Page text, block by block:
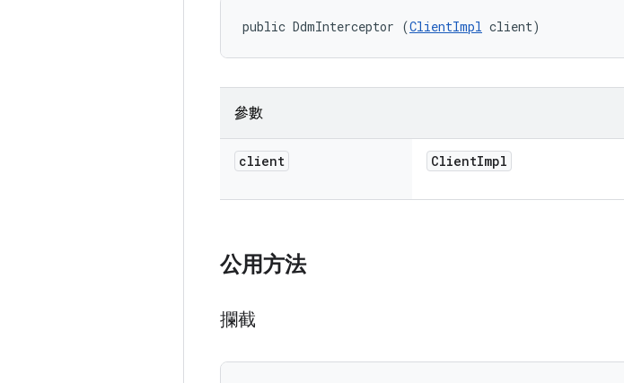
public DdmInterceptor (ClientImpl client)
參數
client ClientImpl
公用方法
攔截